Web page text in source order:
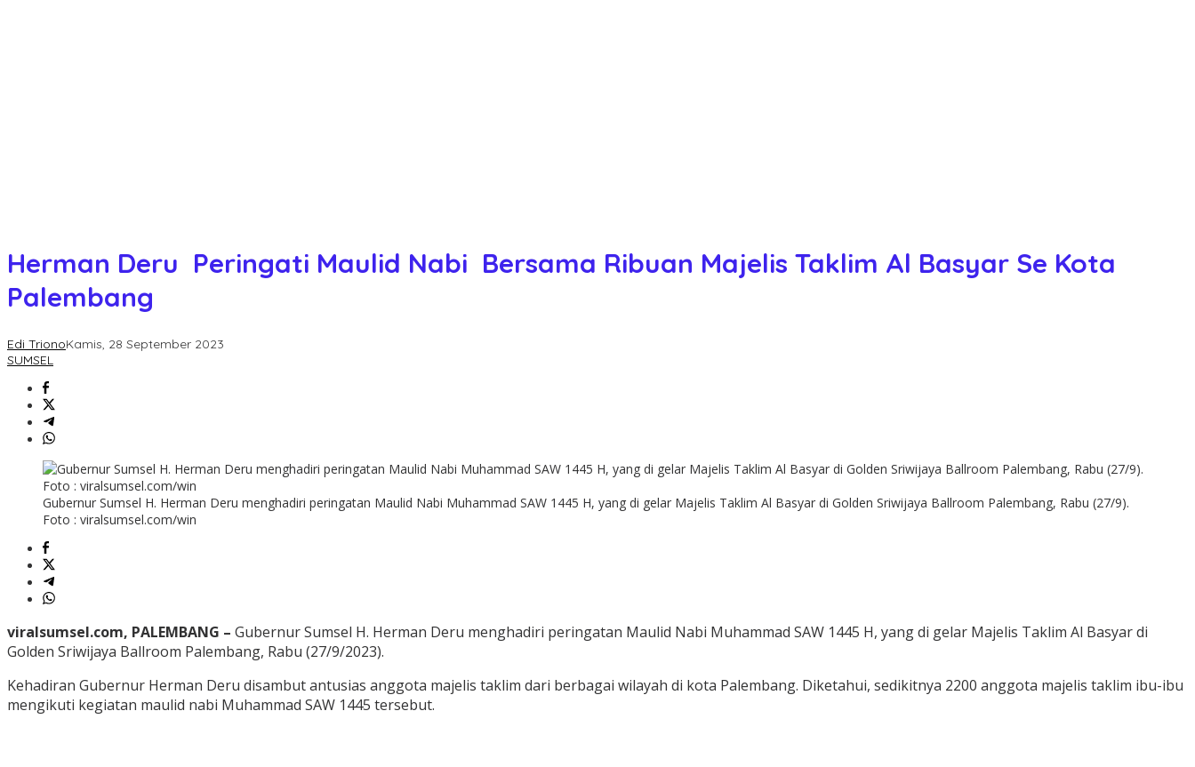
Herman Deru Peringati Maulid Nabi Bersama Ribuan Majelis Taklim Al Basyar Se Kota
Palembang
Edi TrionoKamis, 28 September 2023
SUMSEL
Gubernur Sumsel H. Herman Deru menghadiri peringatan Maulid Nabi Muhammad SAW 1445 H, yang di gelar Majelis Taklim Al Basyar di Golden Sriwijaya Ballroom Palembang, Rabu (27/9).
Foto : viralsumsel.com/win
viralsumsel.com, PALEMBANG – Gubernur Sumsel H. Herman Deru menghadiri peringatan Maulid Nabi Muhammad SAW 1445 H, yang di gelar Majelis Taklim Al Basyar di
Golden Sriwijaya Ballroom Palembang, Rabu (27/9/2023).
Kehadiran Gubernur Herman Deru disambut antusias anggota majelis taklim dari berbagai wilayah di kota Palembang. Diketahui, sedikitnya 2200 anggota majelis taklim ibu-ibu
mengikuti kegiatan maulid nabi Muhammad SAW 1445 tersebut.